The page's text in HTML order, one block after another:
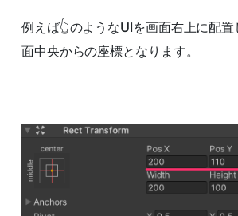
例えば👆のようなUIを画面右上に配
面中央からの座標となります。